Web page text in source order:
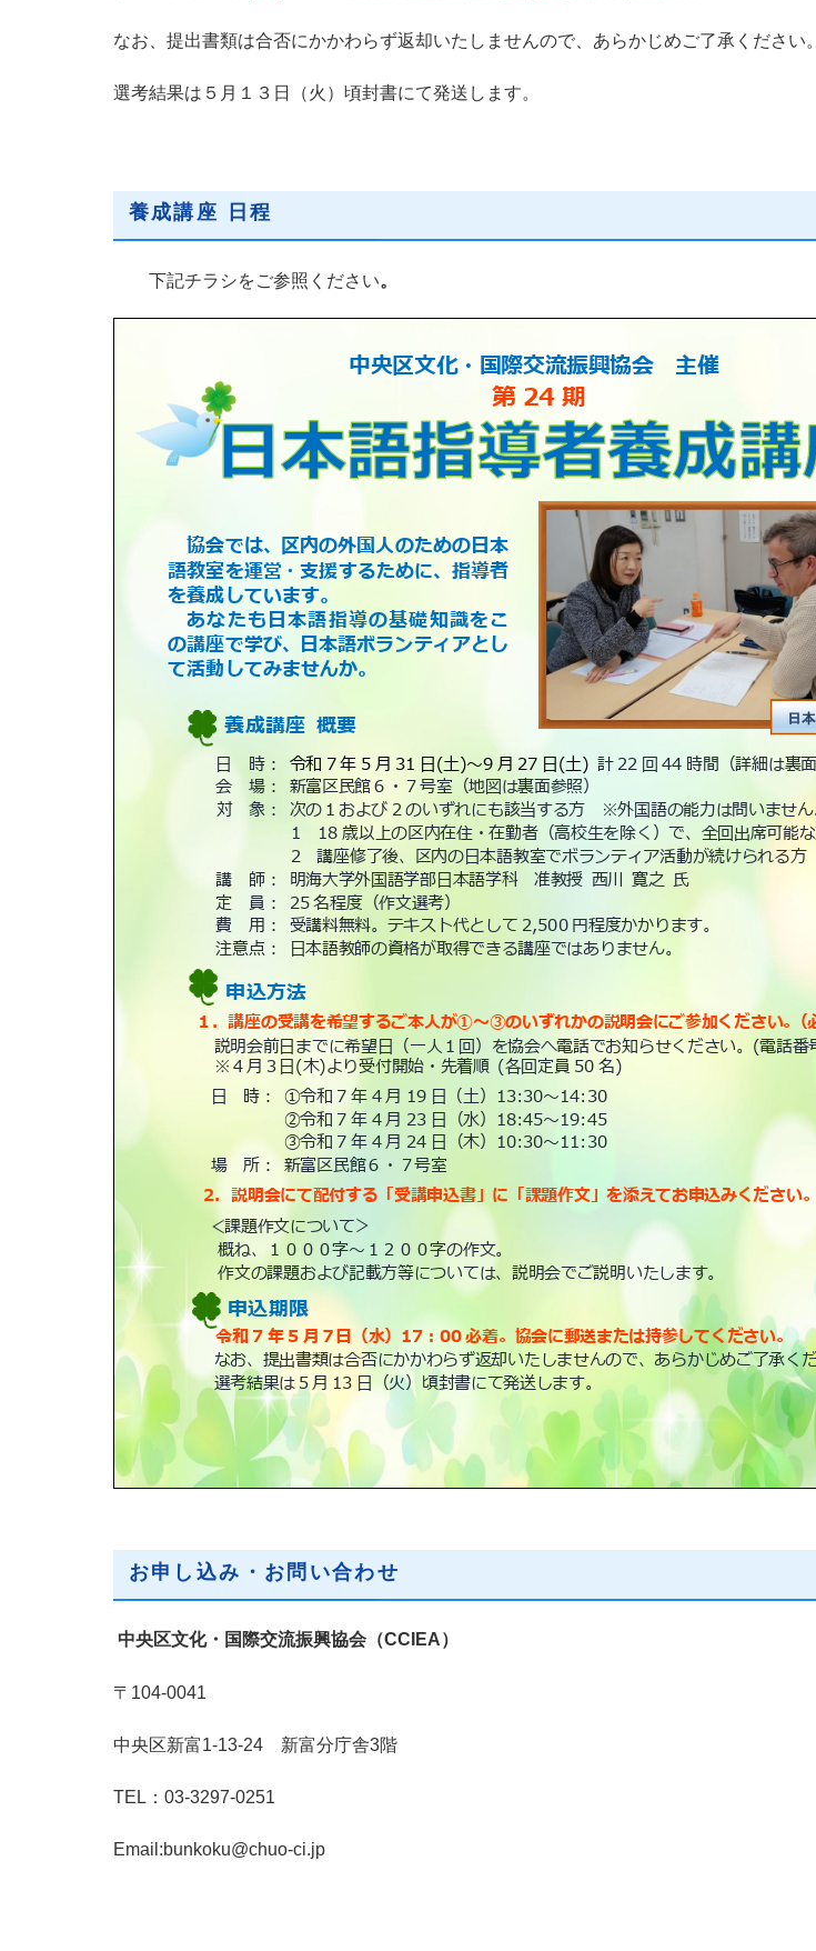
なお、提出書類は合否にかかわらず返却いたしませんので、あらかじめご了承ください。
選考結果は５月１３日（火）頃封書にて発送します。
養成講座 日程
下記チラシをご参照ください。
お申し込み・お問い合わせ
中央区文化・国際交流振興協会（CCIEA）
〒104-0041
中央区新富1-13-24 新富分庁舎3階
TEL：03-3297-0251
Email:bunkoku@chuo-ci.jp